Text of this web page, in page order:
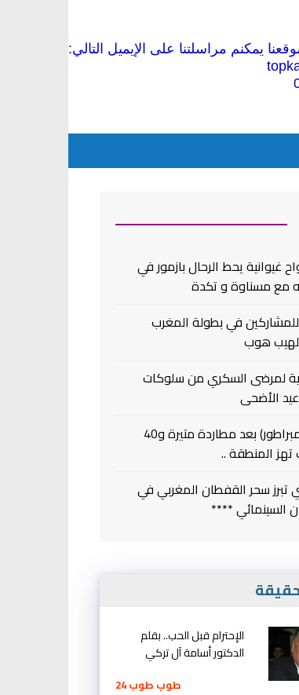
يمكنم مراسلتنا على الإيميل التالي:
غيوانية يحط الرحال بازمور في
مع مسناوة و تكدة
في بطولة المغرب
هوب
لمرضى السكري من سلوكات
الأضحى
سقوط (الإمبراطور) بعد مطاردة متيرة و40
المنطقة ..
تبرز سحر القفطان المغربي في
السينمائي ****
الإحترام قبل الحب.. بقلم
الدكتور أسامة آل تركي
طوب طوب 24